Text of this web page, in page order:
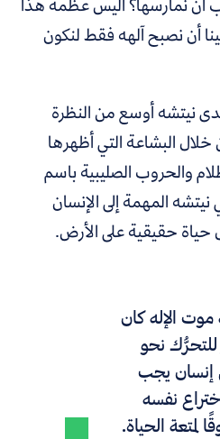
أن نصبح آلهه فقط لنكون
نيتشه أوسع من النظرة
خلال البشاعة التي أظهرها
والحروب الصليبية باسم
المهمة إلى الإنسان
حقيقية على الأرض.
الإله كان
نحو
يجب
نفسه
لمتعة الحياة.